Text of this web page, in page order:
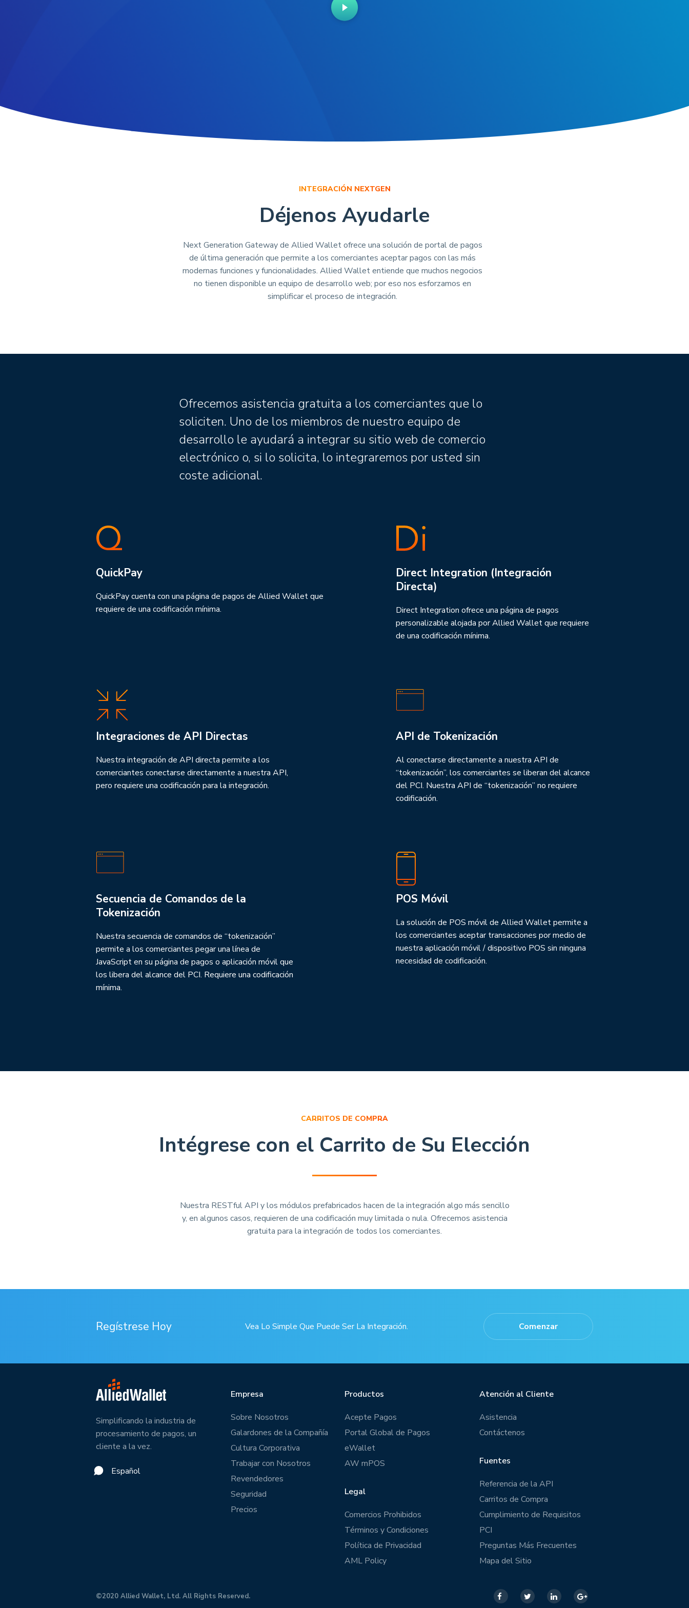
INTEGRACIÓN NEXTGEN
Déjenos Ayudarle
Next Generation Gateway de Allied Wallet ofrece una solución de portal de pagos
de última generación que permite a los comerciantes aceptar pagos con las más
modernas funciones y funcionalidades. Allied Wallet entiende que muchos negocios
no tienen disponible un equipo de desarrollo web; por eso nos esforzamos en
simplificar el proceso de integración.
Ofrecemos asistencia gratuita a los comerciantes que lo
soliciten. Uno de los miembros de nuestro equipo de
desarrollo le ayudará a integrar su sitio web de comercio
electrónico o, si lo solicita, lo integraremos por usted sin
coste adicional.
QuickPay
QuickPay cuenta con una página de pagos de Allied Wallet que
requiere de una codificación mínima.
Direct Integration (Integración
Directa)
Direct Integration ofrece una página de pagos
personalizable alojada por Allied Wallet que requiere
de una codificación mínima.
Integraciones de API Directas
Nuestra integración de API directa permite a los
comerciantes conectarse directamente a nuestra API,
pero requiere una codificación para la integración.
API de Tokenización
Al conectarse directamente a nuestra API de
“tokenización”, los comerciantes se liberan del alcance
del PCI. Nuestra API de “tokenización” no requiere
codificación.
Secuencia de Comandos de la
Tokenización
Nuestra secuencia de comandos de “tokenización”
permite a los comerciantes pegar una línea de
JavaScript en su página de pagos o aplicación móvil que
los libera del alcance del PCI. Requiere una codificación
mínima.
POS Móvil
La solución de POS móvil de Allied Wallet permite a
los comerciantes aceptar transacciones por medio de
nuestra aplicación móvil / dispositivo POS sin ninguna
necesidad de codificación.
CARRITOS DE COMPRA
Intégrese con el Carrito de Su Elección
Nuestra RESTful API y los módulos prefabricados hacen de la integración algo más sencillo
y, en algunos casos, requieren de una codificación muy limitada o nula. Ofrecemos asistencia
gratuita para la integración de todos los comerciantes.
Regístrese Hoy Vea Lo Simple Que Puede Ser La Integración. Comenzar
Simplificando la industria de
procesamiento de pagos, un
cliente a la vez.
Español
Empresa
Sobre Nosotros
Galardones de la Compañía
Cultura Corporativa
Trabajar con Nosotros
Revendedores
Seguridad
Precios
Productos
Acepte Pagos
Portal Global de Pagos
eWallet
AW mPOS
Legal
Comercios Prohibidos
Términos y Condiciones
Política de Privacidad
AML Policy
Atención al Cliente
Asistencia
Contáctenos
Fuentes
Referencia de la API
Carritos de Compra
Cumplimiento de Requisitos
PCI
Preguntas Más Frecuentes
Mapa del Sitio
©2020 Allied Wallet, Ltd. All Rights Reserved.